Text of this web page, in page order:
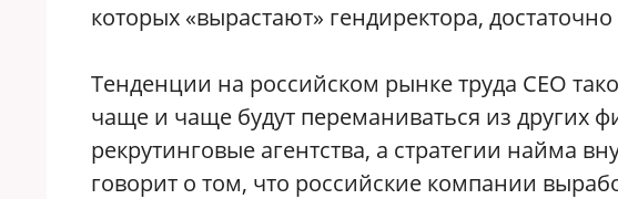
которых «вырастают» гендиректора,
Тенденции на российском рынке труда СЕО
чаще и чаще будут переманиваться из других
рекрутинговые агентства, а стратегии найма
говорит о том, что российские компании